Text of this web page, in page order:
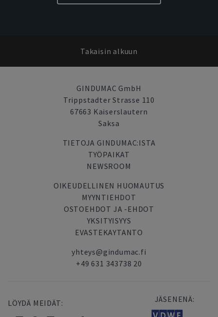
Takaisin alkuun
GINDUMAC GmbH
Trippstadter Strasse 110
67663 Kaiserslautern
Saksa
TIETOJA GINDUMAC:ISTA
TYÖPAIKAT
NEWSROOM
OIKEUDELLINEN HUOMAUTUS
MYYNTIEHDOT
OSTOEHDOT JA -EHDOT
YKSITYISYYS
EVASTEKAYTANTO
yhteys@gindumac.fi
+49 631 343738 20
LÖYDÄ MEIDÄT: JÄSENENÄ: